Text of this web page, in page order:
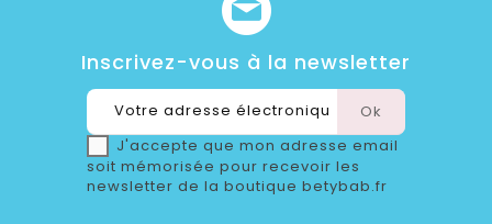
Inscrivez-vous à la newsletter
J'accepte que mon adresse email
soit mémorisée pour recevoir les
newsletter de la boutique betybab.fr